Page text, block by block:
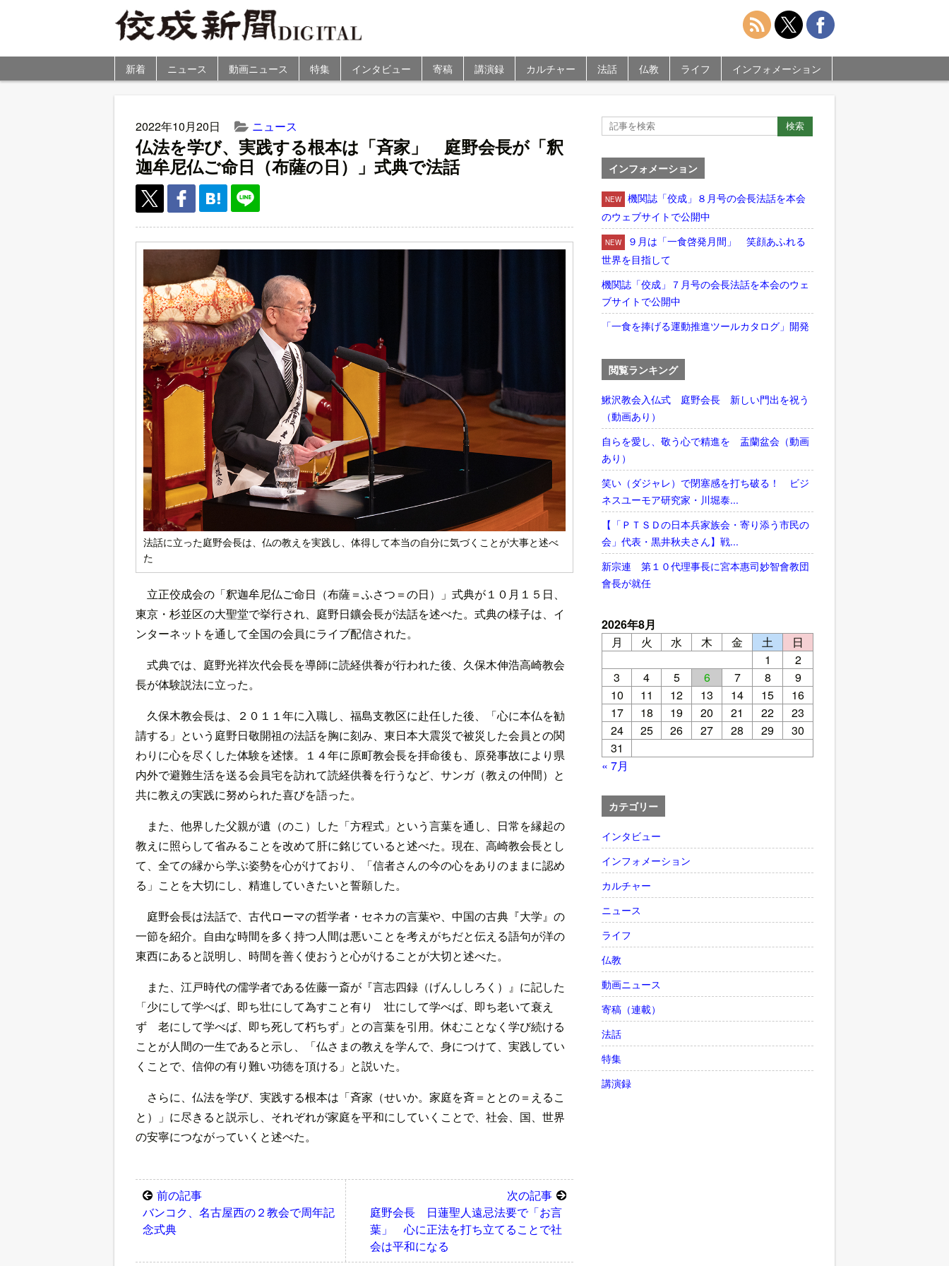
新着 ニュース 動画ニュース 特集 インタビュー 寄稿 講演録 カルチャー 法話 仏教 ライフ インフォメーション
2022年10月20日 ニュース
仏法を学び、実践する根本は「斉家」 庭野会長が「釈
迦牟尼仏ご命日（布薩の日）」式典で法話
法話に立った庭野会長は、仏の教えを実践し、体得して本当の自分に気づくことが大事と述べ
た
立正佼成会の「釈迦牟尼仏ご命日（布薩＝ふさつ＝の日）」式典が１０月１５日、
東京・杉並区の大聖堂で挙行され、庭野日鑛会長が法話を述べた。式典の様子は、イ
ンターネットを通して全国の会員にライブ配信された。
式典では、庭野光祥次代会長を導師に読経供養が行われた後、久保木伸浩高崎教会
長が体験説法に立った。
久保木教会長は、２０１１年に入職し、福島支教区に赴任した後、「心に本仏を勧
請する」という庭野日敬開祖の法話を胸に刻み、東日本大震災で被災した会員との関
わりに心を尽くした体験を述懐。１４年に原町教会長を拝命後も、原発事故により県
内外で避難生活を送る会員宅を訪れて読経供養を行うなど、サンガ（教えの仲間）と
共に教えの実践に努められた喜びを語った。
また、他界した父親が遺（のこ）した「方程式」という言葉を通し、日常を縁起の
教えに照らして省みることを改めて肝に銘じていると述べた。現在、高崎教会長とし
て、全ての縁から学ぶ姿勢を心がけており、「信者さんの今の心をありのままに認め
る」ことを大切にし、精進していきたいと誓願した。
庭野会長は法話で、古代ローマの哲学者・セネカの言葉や、中国の古典『大学』の
一節を紹介。自由な時間を多く持つ人間は悪いことを考えがちだと伝える語句が洋の
東西にあると説明し、時間を善く使おうと心がけることが大切と述べた。
また、江戸時代の儒学者である佐藤一斎が『言志四録（げんししろく）』に記した
「少にして学べば、即ち壮にして為すこと有り 壮にして学べば、即ち老いて衰え
ず 老にして学べば、即ち死して朽ちず」との言葉を引用。休むことなく学び続ける
ことが人間の一生であると示し、「仏さまの教えを学んで、身につけて、実践してい
くことで、信仰の有り難い功徳を頂ける」と説いた。
さらに、仏法を学び、実践する根本は「斉家（せいか。家庭を斉＝ととの＝えるこ
と）」に尽きると説示し、それぞれが家庭を平和にしていくことで、社会、国、世界
の安寧につながっていくと述べた。
前の記事
バンコク、名古屋西の２教会で周年記
念式典
次の記事
庭野会長 日蓮聖人遠忌法要で「お言
葉」 心に正法を打ち立てることで社
会は平和になる
インフォメーション
NEW
機関誌「佼成」８月号の会長法話を本会
のウェブサイトで公開中
NEW
９月は「一食啓発月間」 笑顔あふれる
世界を目指して
機関誌「佼成」７月号の会長法話を本会のウェ
ブサイトで公開中
「一食を捧げる運動推進ツールカタログ」開発
閲覧ランキング
鰍沢教会入仏式 庭野会長 新しい門出を祝う
（動画あり）
自らを愛し、敬う心で精進を 盂蘭盆会（動画
あり）
笑い（ダジャレ）で閉塞感を打ち破る！ ビジ
ネスユーモア研究家・川堀泰...
【「ＰＴＳＤの日本兵家族会・寄り添う市民の
会」代表・黒井秋夫さん】戦...
新宗連 第１０代理事長に宮本惠司妙智會教団
會長が就任
2026年8月
月
火 水 木 金 土
日
1
2
3
4 5 6 7 8
9
10
11 12 13 14 15
16
17
18 19 20 21 22
23
24
25 26 27 28 29
30
31
« 7月
カテゴリー
インタビュー
インフォメーション
カルチャー
ニュース
ライフ
仏教
動画ニュース
寄稿（連載）
法話
特集
講演録